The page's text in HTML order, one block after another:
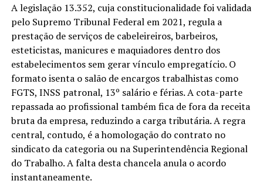
A legislação 13.352, cuja constitucionalidade foi validada
pelo Supremo Tribunal Federal em 2021, regula a
prestação de serviços de cabeleireiros, barbeiros,
esteticistas, manicures e maquiadores dentro dos
estabelecimentos sem gerar vínculo empregatício. O
formato isenta o salão de encargos trabalhistas como
FGTS, INSS patronal, 13º salário e férias. A cota-parte
repassada ao profissional também fica de fora da receita
bruta da empresa, reduzindo a carga tributária. A regra
central, contudo, é a homologação do contrato no
sindicato da categoria ou na Superintendência Regional
do Trabalho. A falta desta chancela anula o acordo
instantaneamente.